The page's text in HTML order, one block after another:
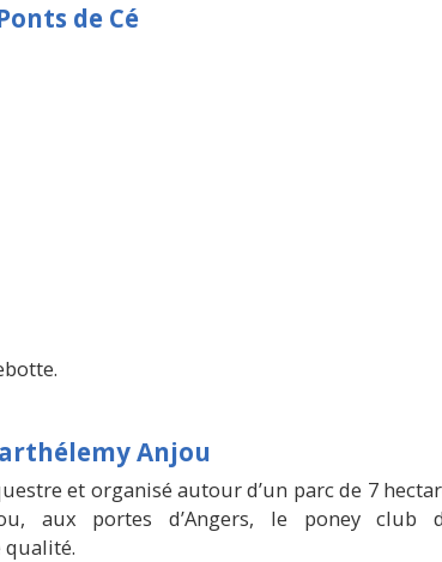
de Cé
Anjou
et organisé autour d’un parc de 7
aux portes d’Angers, le poney club